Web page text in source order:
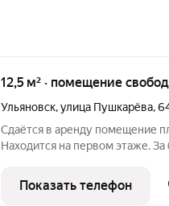
12,5 м² · помещение
Ульяновск,улица Пушкарёва,
Сдаётся в аренду помещение
Находится на первом этаже.
сообщение в любое удобное
Показать телефон